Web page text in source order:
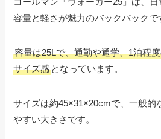
容量と軽さが魅力のバックパックで
容量は25Lで、通勤や通学、1泊程
サイズ感 となっています。
サイズは約45×31×20cmで、一般的
やすい大きさです。